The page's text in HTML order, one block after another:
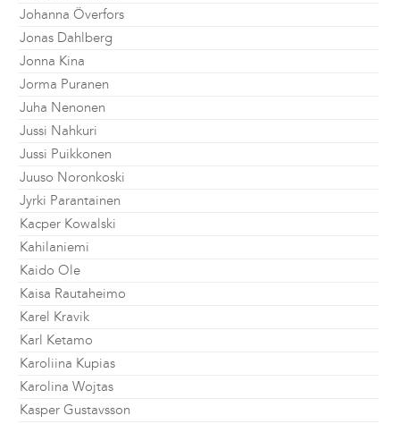
Johanna Överfors
Jonas Dahlberg
Jonna Kina
Jorma Puranen
Juha Nenonen
Jussi Nahkuri
Jussi Puikkonen
Juuso Noronkoski
Jyrki Parantainen
Kacper Kowalski
Kahilaniemi
Kaido Ole
Kaisa Rautaheimo
Karel Kravik
Karl Ketamo
Karoliina Kupias
Karolina Wojtas
Kasper Gustavsson